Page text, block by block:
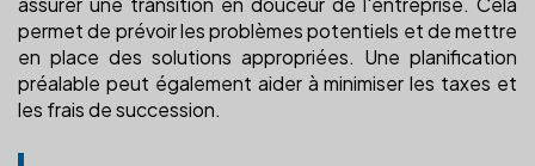
permet de prévoir les problèmes potentiels et de mettre
en place des solutions appropriées. Une planification
préalable peut également aider à minimiser les taxes et
les frais de succession.